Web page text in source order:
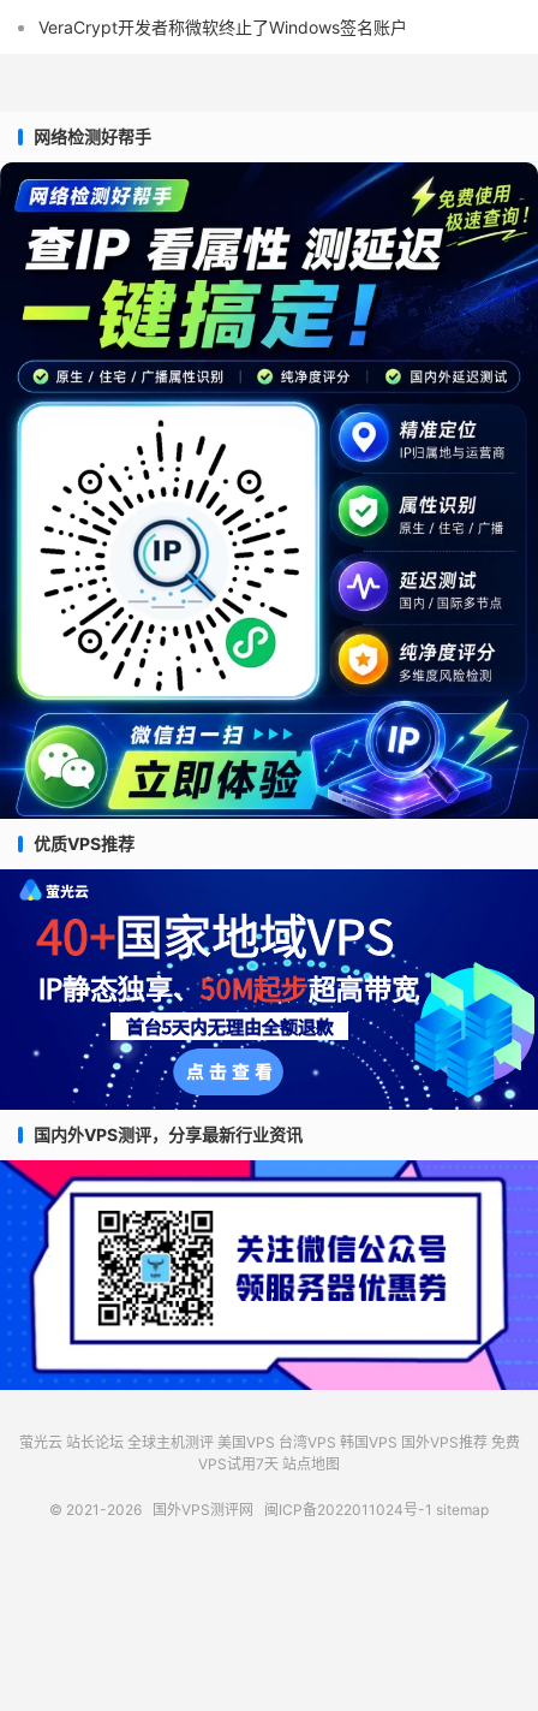
VeraCrypt开发者称微软终止了Windows签名账户
网络检测好帮手
优质VPS推荐
国内外VPS测评，分享最新行业资讯
萤光云 站长论坛 全球主机测评 美国VPS 台湾VPS 韩国VPS 国外VPS推荐 免费
VPS试用7天 站点地图
© 2021-2026 国外VPS测评网 闽ICP备2022011024号-1 sitemap